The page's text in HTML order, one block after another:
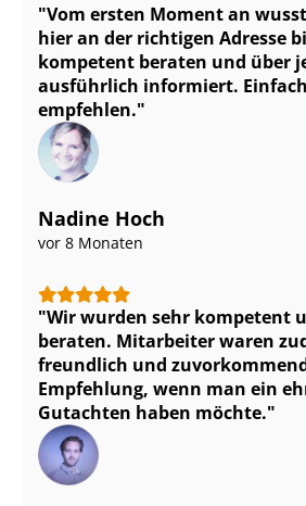
Vom ersten Moment an
hier an der richtigen Adresse
kompetent beraten und über
ausführlich informiert.
empfehlen.
Nadine Hoch
vor 8 Monaten
Wir wurden sehr kompetent
beraten. Mitarbeiter waren
freundlich und
Empfehlung, wenn man ein
Gutachten haben möchte.